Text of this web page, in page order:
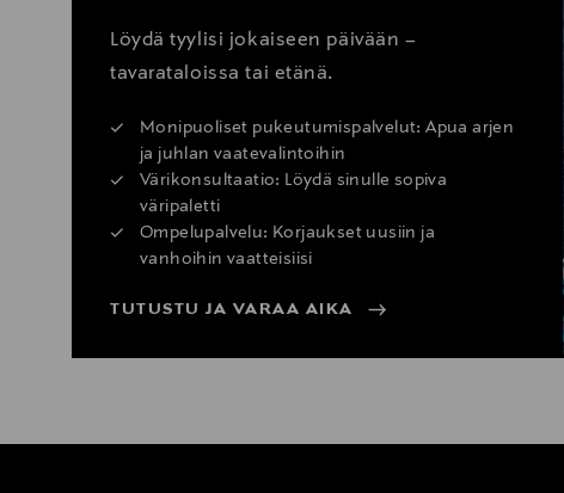
Löydä tyylisi jokaiseen päivään –
tavarataloissa tai etänä.
Monipuoliset pukeutumispalvelut: Apua arjen
ja juhlan vaatevalintoihin
Värikonsultaatio: Löydä sinulle sopiva
väripaletti
Ompelupalvelu: Korjaukset uusiin ja
vanhoihin vaatteisiisi
TUTUSTU JA VARAA AIKA